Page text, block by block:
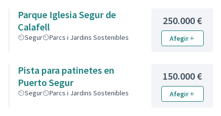
Parque Iglesia Segur de
Calafell
Segur Parcs i Jardins Sostenibles
250.000 €
Afegir
Pista para patinetes en
Puerto Segur
Segur Parcs i Jardins Sostenibles
150.000 €
Afegir